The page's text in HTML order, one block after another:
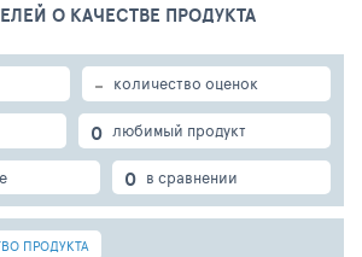
О КАЧЕСТВЕ ПРОДУКТА
- количество оценок
0 любимый продукт
0 в сравнении
ПРОДУКТА